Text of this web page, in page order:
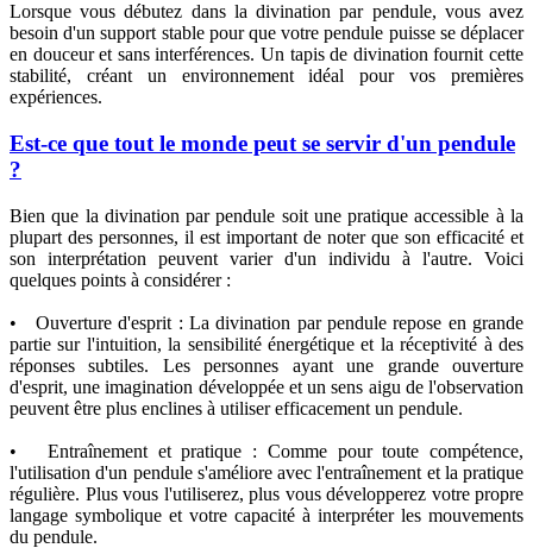
Lorsque vous débutez dans la divination par pendule, vous avez
besoin d'un support stable pour que votre pendule puisse se déplacer
en douceur et sans interférences. Un tapis de divination fournit cette
stabilité, créant un environnement idéal pour vos premières
expériences.
Est-ce que tout le monde peut se servir d'un pendule
?
Bien que la divination par pendule soit une pratique accessible à la
plupart des personnes, il est important de noter que son efficacité et
son interprétation peuvent varier d'un individu à l'autre. Voici
quelques points à considérer :
• Ouverture d'esprit : La divination par pendule repose en grande
partie sur l'intuition, la sensibilité énergétique et la réceptivité à des
réponses subtiles. Les personnes ayant une grande ouverture
d'esprit, une imagination développée et un sens aigu de l'observation
peuvent être plus enclines à utiliser efficacement un pendule.
• Entraînement et pratique : Comme pour toute compétence,
l'utilisation d'un pendule s'améliore avec l'entraînement et la pratique
régulière. Plus vous l'utiliserez, plus vous développerez votre propre
langage symbolique et votre capacité à interpréter les mouvements
du pendule.